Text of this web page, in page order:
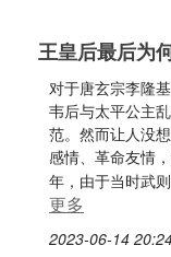
王皇后最后为
对于唐玄宗李隆
韦后与太平公主
范。然而让人没
感情、革命友情
年，由于当时武
更多
2023-06-14